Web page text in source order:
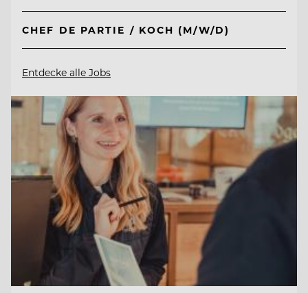
CHEF DE PARTIE / KOCH (M/W/D)
Entdecke alle Jobs